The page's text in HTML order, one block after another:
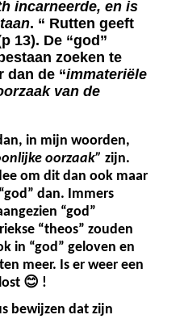
incarneerde, en is
. “ Rutten geeft
13). De “god”
zoeken te
dan de “immateriële
van de
in mijn woorden,
oorzaak” zijn.
om dit dan ook maar
dan. Immers
“god”
“theos” zouden
in “god” geloven en
meer. Is er weer een
😊 !
bewijzen dat zijn